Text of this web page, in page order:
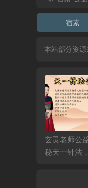
宿素
本站部分资源
玄灵老师公
秘天一针法